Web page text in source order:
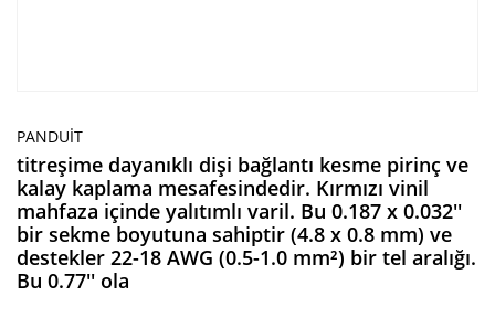
PANDUIT
titreşime dayanıklı dişi bağlantı kesme pirinç ve
kalay kaplama mesafesindedir. Kırmızı vinil
mahfaza içinde yalıtımlı varil. Bu 0.187 x 0.032''
bir sekme boyutuna sahiptir (4.8 x 0.8 mm) ve
destekler 22-18 AWG (0.5-1.0 mm²) bir tel aralığı.
Bu 0.77'' ola